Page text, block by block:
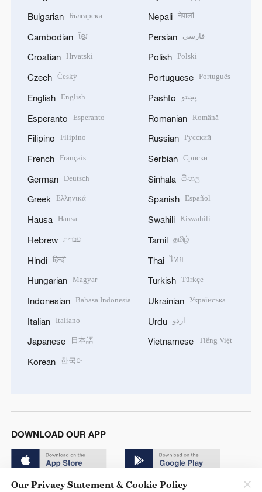
Bulgarian Български
Cambodian ខ្មែរ
Croatian Hrvatski
Czech Český
English English
Esperanto Esperanto
Filipino Filipino
French Français
German Deutsch
Greek Ελληνικά
Hausa Hausa
Hebrew עברית
Hindi हिन्दी
Hungarian Magyar
Indonesian Bahasa Indonesia
Italian Italiano
Japanese 日本語
Korean 한국어
Nepali नेपाली
Persian فارسی
Polish Polski
Portuguese Português
Pashto پښتو
Romanian Română
Russian Русский
Serbian Српски
Sinhala සිංහල
Spanish Español
Swahili Kiswahili
Tamil தமிழ்
Thai ไทย
Turkish Türkçe
Ukrainian Українська
Urdu اردو
Vietnamese Tiếng Việt
DOWNLOAD OUR APP
Our Privacy Statement & Cookie Policy